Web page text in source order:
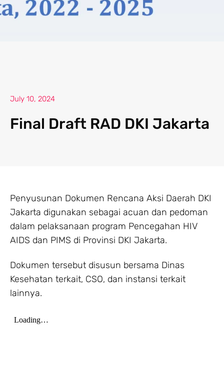
July 10, 2024
Final Draft RAD DKI Jakarta
Penyusunan Dokumen Rencana Aksi Daerah DKI
Jakarta digunakan sebagai acuan dan pedoman
dalam pelaksanaan program Pencegahan HIV
AIDS dan PIMS di Provinsi DKI Jakarta.
Dokumen tersebut disusun bersama Dinas
Kesehatan terkait, CSO, dan instansi terkait
lainnya.